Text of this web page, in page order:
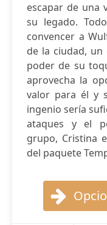
escapar de una
su legado.
convencer a
de la ciudad, un
poder de su
aprovecha la
valor para él y
ingenio sería
ataques y el
grupo, Cristina
del paquete